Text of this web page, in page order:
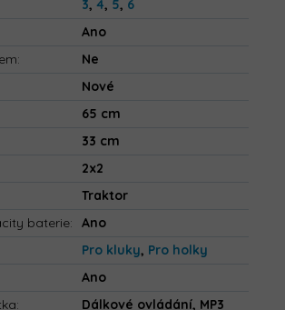
3, 4, 5, 6
Ano
:
Ne
Nové
65 cm
33 cm
2x2
Traktor
baterie:
Ano
Pro kluky, Pro holky
Ano
:
Dálkové ovládání, MP3